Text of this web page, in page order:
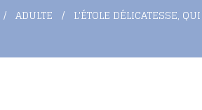
ADULTE L'ÉTOLE DÉLICATESSE,